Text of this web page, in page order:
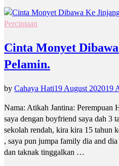
Percintaan
Cinta Monyet
Pelamin.
by Cahaya Hati19 August 202019
Nama: Atikah Jantina: Perempuan
saya dengan boyfriend saya dah 3
sekolah rendah, kira kira 15 tahun
, saya pun jumpa family dia and
dan taknak tinggalkan …